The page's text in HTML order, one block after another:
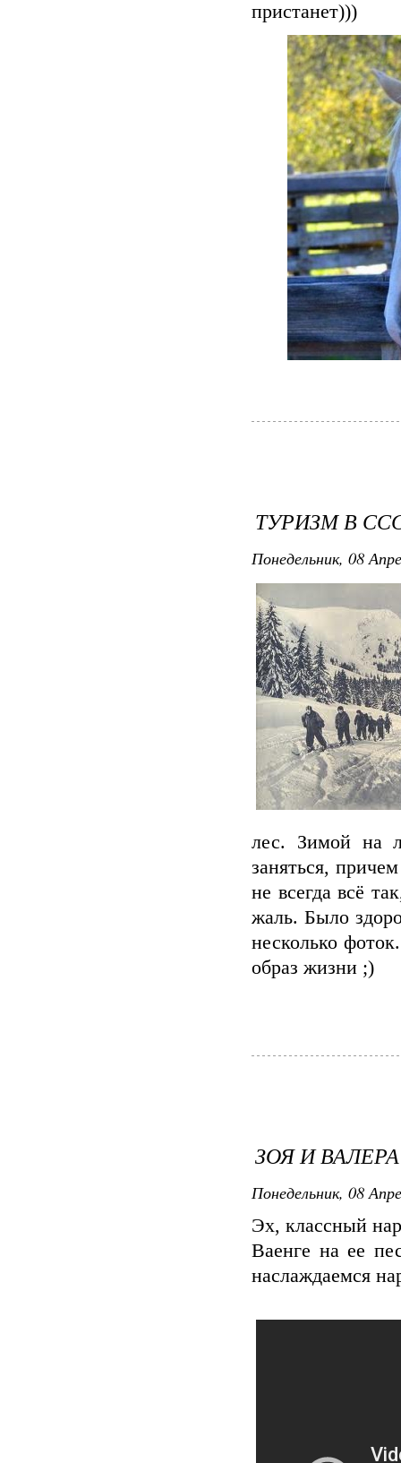
пристанет)))
ТУРИЗМ В
Понедельник, 08
лес. Зимой на
заняться,
не всегда всё
жаль. Было
несколько
образ жизни ;)
ЗОЯ И
Понедельник, 08
Эх, классный
Ваенге на ее
наслаждаемся